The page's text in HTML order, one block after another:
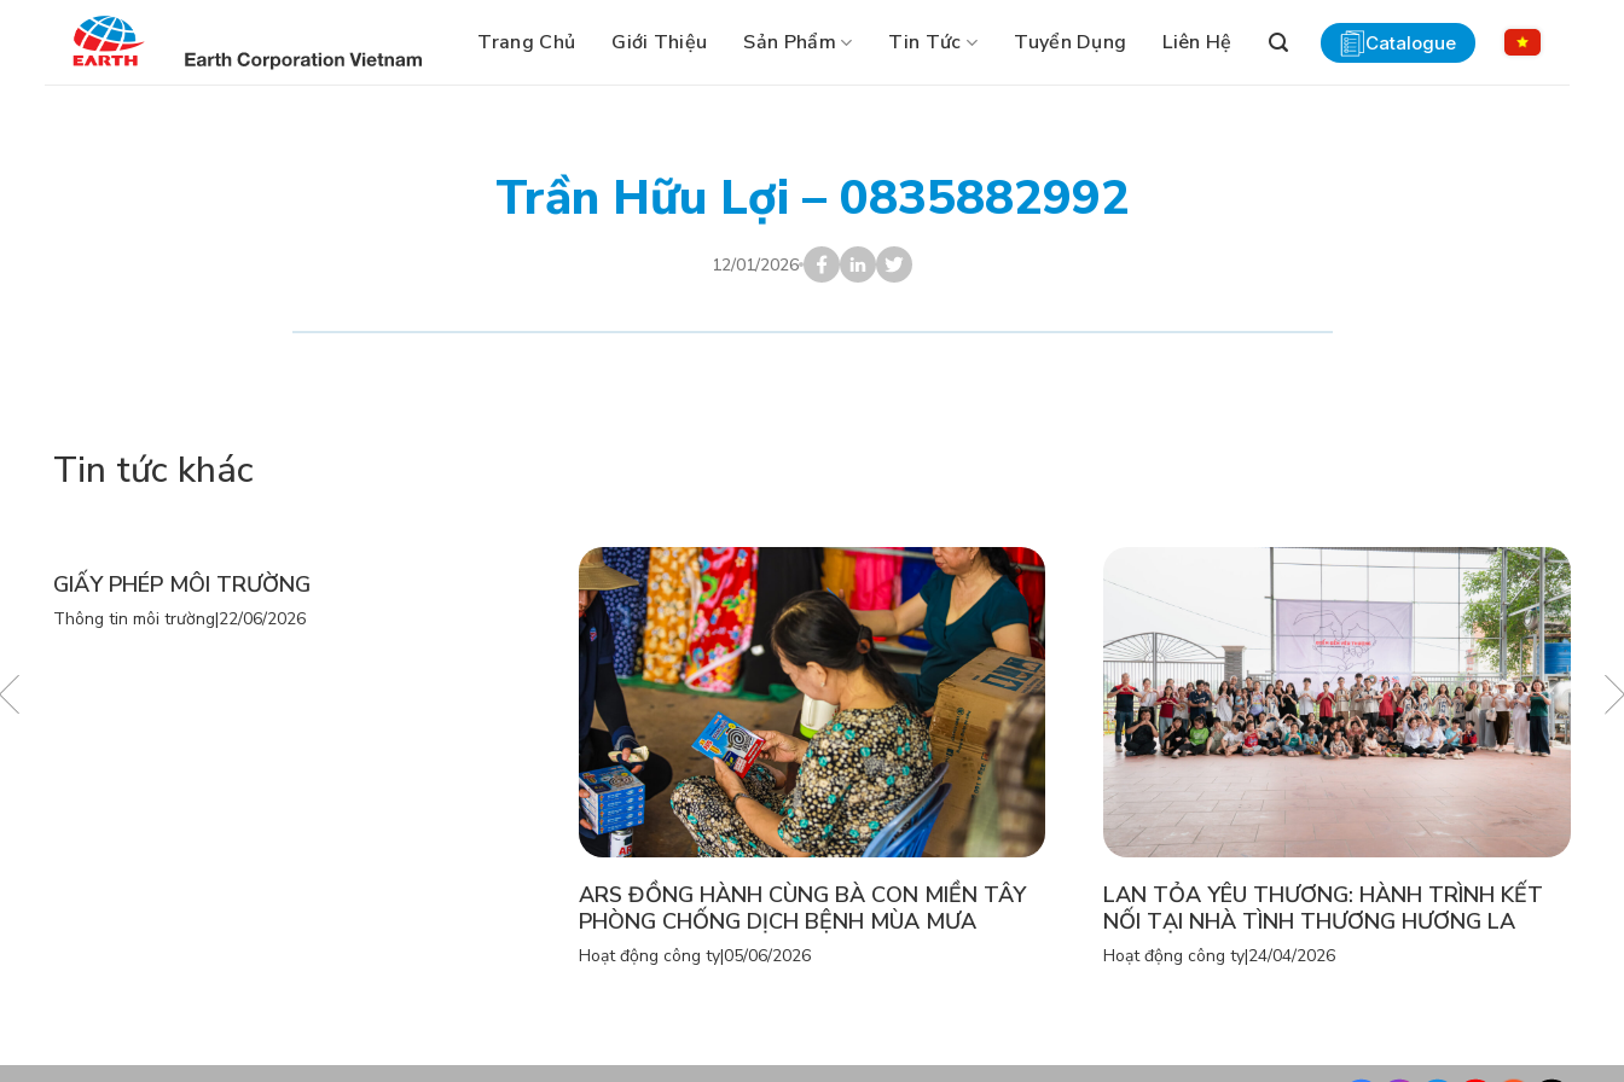
Trang Chủ Giới Thiệu Sản Phẩm Tin Tức Tuyển Dụng Liên Hệ Catalogue
Trần Hữu Lợi – 0835882992
12/01/2026
Tin tức khác
GIẤY PHÉP MÔI TRƯỜNG
Thông tin môi trường|22/06/2026
ARS ĐỒNG HÀNH CÙNG BÀ CON MIỀN TÂY
PHÒNG CHỐNG DỊCH BỆNH MÙA MƯA
Hoạt động công ty|05/06/2026
LAN TỎA YÊU THƯƠNG: HÀNH TRÌNH KẾT
NỐI TẠI NHÀ TÌNH THƯƠNG HƯƠNG LA
Hoạt động công ty|24/04/2026